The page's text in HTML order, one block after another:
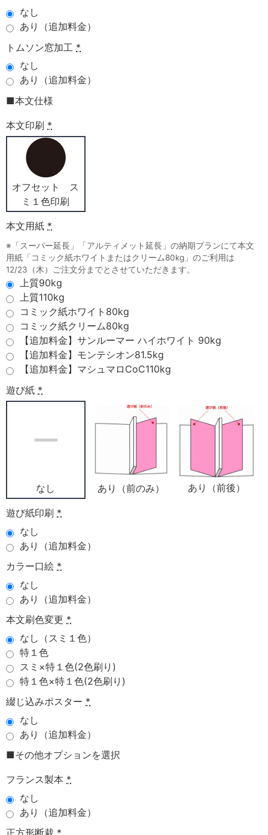
なし
あり（追加料金）
トムソン窓加工 *
なし
あり（追加料金）
■本文仕様
本文印刷 *
オフセット ス
ミ１色印刷
本文用紙 *
※「スーパー延長」「アルティメット延長」の納期プランにて本文
用紙「コミック紙ホワイトまたはクリーム80kg」のご利用は
12/23（木）ご注文分までとさせていただきます。
上質90kg
上質110kg
コミック紙ホワイト80kg
コミック紙クリーム80kg
【追加料金】サンルーマー ハイホワイト 90kg
【追加料金】モンテシオン81.5kg
【追加料金】マシュマロCoC110kg
遊び紙 *
なし あり（前のみ） あり（前後）
遊び紙印刷 *
なし
あり（追加料金）
カラー口絵 *
なし
あり（追加料金）
本文刷色変更 *
なし（スミ１色）
特１色
スミ×特１色(2色刷り)
特１色×特１色(2色刷り)
綴じ込みポスター *
なし
あり（追加料金）
■その他オプションを選択
フランス製本 *
なし
あり（追加料金）